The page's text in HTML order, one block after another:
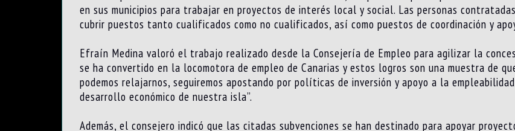
en sus municipios para trabajar en proyectos de interés local y social. Las personas
cubrir puestos tanto cualificados como no cualificados, así como puestos de coordinación y
Efraín Medina valoró el trabajo realizado desde la Consejería de Empleo para agilizar la
se ha convertido en la locomotora de empleo de Canarias y estos logros son una muestra de
podemos relajarnos, seguiremos apostando por políticas de inversión y apoyo a la
desarrollo económico de nuestra isla”.
Además, el consejero indicó que las citadas subvenciones se han destinado para apoyar